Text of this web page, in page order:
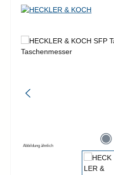
Bildergalerie überspringen
Abbildung ähnlich